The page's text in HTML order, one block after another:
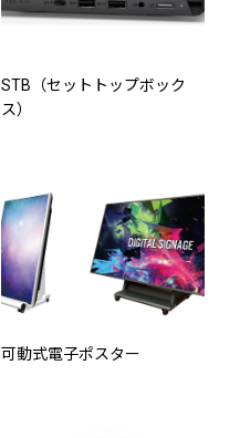
STB（セットトップボック
ス）
可動式電子ポスター